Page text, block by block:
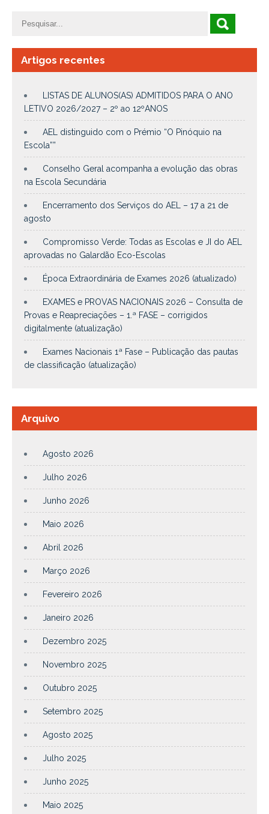
Artigos recentes
LISTAS DE ALUNOS(AS) ADMITIDOS PARA O ANO
LETIVO 2026/2027 – 2º ao 12ºANOS
AEL distinguido com o Prémio “O Pinóquio na
Escola””
Conselho Geral acompanha a evolução das obras
na Escola Secundária
Encerramento dos Serviços do AEL – 17 a 21 de
agosto
Compromisso Verde: Todas as Escolas e JI do AEL
aprovadas no Galardão Eco-Escolas
Época Extraordinária de Exames 2026 (atualizado)
EXAMES e PROVAS NACIONAIS 2026 – Consulta de
Provas e Reapreciações – 1.ª FASE – corrigidos
digitalmente (atualização)
Exames Nacionais 1ª Fase – Publicação das pautas
de classificação (atualização)
Arquivo
Agosto 2026
Julho 2026
Junho 2026
Maio 2026
Abril 2026
Março 2026
Fevereiro 2026
Janeiro 2026
Dezembro 2025
Novembro 2025
Outubro 2025
Setembro 2025
Agosto 2025
Julho 2025
Junho 2025
Maio 2025